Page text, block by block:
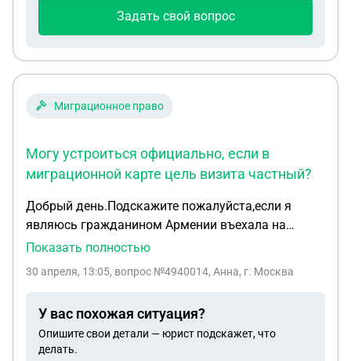
сделать в такой ситуации?
Задать свой вопрос
Миграционное право
Могу устроиться официально, если в
миграционной карте цель визита частный?
Добрый день.Подскажите пожалуйста,если я
являюсь гражданином Армении въехала на
территорию РФ по частному визиту ,прошла
на основании отца гражданина РФ на один год
,поскольку отец прописан в Омской области .На
данный момент я прилетела в Сочи ,хочу
официально трудоустроиться.Могу устроиться
Показать полностью
30 апреля, 13:05, вопрос №4940014, Анна, г. Москва
У вас похожая ситуация?
Опишите свои детали — юрист подскажет, что
делать.